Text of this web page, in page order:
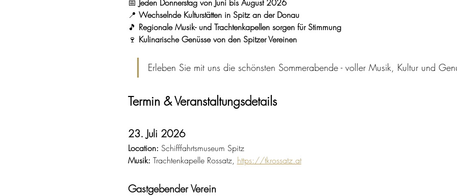
📅 Jeden Donnerstag von Juni bis August 2026
📍 Wechselnde Kulturstätten in Spitz an der Donau
🎵 Regionale Musik- und Trachtenkapellen sorgen für Stimmung
🍷 Kulinarische Genüsse von den Spitzer Vereinen
Erleben Sie mit uns die schönsten Sommerabende - voller Musik, Kultur und
Termin & Veranstaltungsdetails
23. Juli 2026
Location: Schifffahrtsmuseum Spitz
Musik: Trachtenkapelle Rossatz, https://tkrossatz.at
Gastgebender Verein